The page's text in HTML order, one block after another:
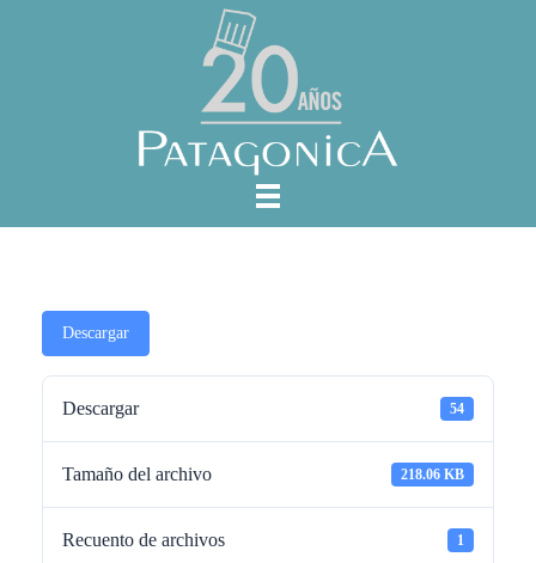
Descargar
Descargar 54
Tamaño del archivo 218.06 KB
Recuento de archivos 1